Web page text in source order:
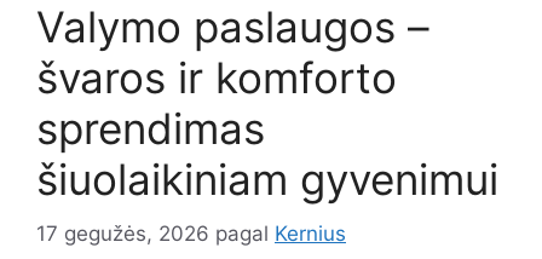
Valymo paslaugos –
švaros ir komforto
sprendimas
šiuolaikiniam gyvenimui
17 gegužės, 2026 pagal Kernius